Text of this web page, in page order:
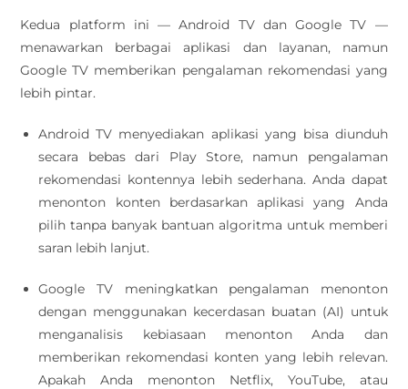
Kedua platform ini — Android TV dan Google TV —
menawarkan berbagai aplikasi dan layanan, namun
Google TV memberikan pengalaman rekomendasi yang
lebih pintar.
Android TV menyediakan aplikasi yang bisa diunduh
secara bebas dari Play Store, namun pengalaman
rekomendasi kontennya lebih sederhana. Anda dapat
menonton konten berdasarkan aplikasi yang Anda
pilih tanpa banyak bantuan algoritma untuk memberi
saran lebih lanjut.
Google TV meningkatkan pengalaman menonton
dengan menggunakan kecerdasan buatan (AI) untuk
menganalisis kebiasaan menonton Anda dan
memberikan rekomendasi konten yang lebih relevan.
Apakah Anda menonton Netflix, YouTube, atau